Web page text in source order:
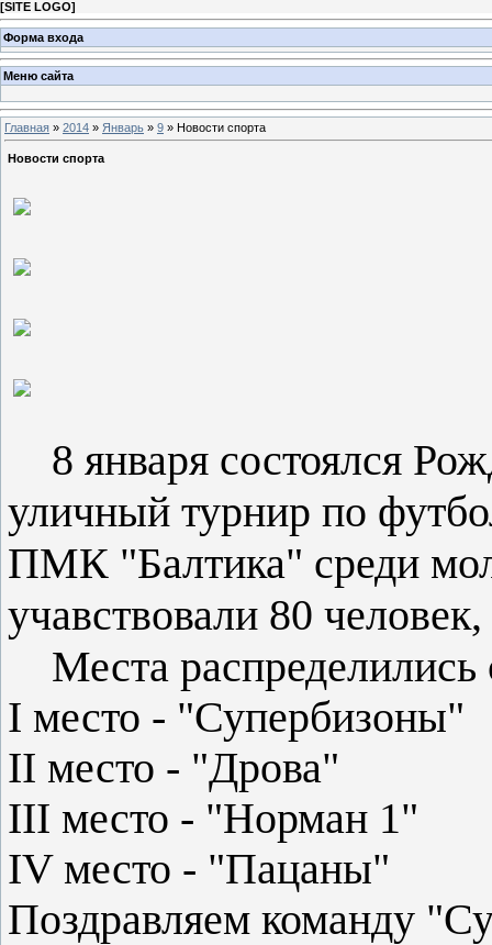
[SITE LOGO]
Форма входа
Меню сайта
Главная » 2014 » Январь » 9 » Новости спорта
Новости спорта
8 января состоялся
уличный турнир по
ПМК "Балтика" среди
учавствовали 80
Места
I место - "Супербизоны"
II место - "Дрова"
III место - "Норман 1"
IV место - "Пацаны"
Поздравляем команду